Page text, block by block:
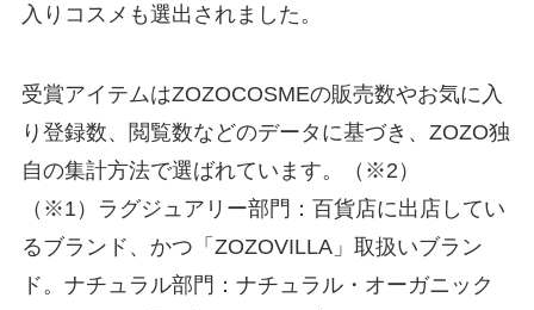
入りコスメも選出されました。
受賞アイテムはZOZOCOSMEの販売数やお気に入
り登録数、閲覧数などのデータに基づき、ZOZO独
自の集計方法で選ばれています。（※2）
（※1）ラグジュアリー部門：百貨店に出店してい
るブランド、かつ「ZOZOVILLA」取扱いブラン
ド。ナチュラル部門：ナチュラル・オーガニック